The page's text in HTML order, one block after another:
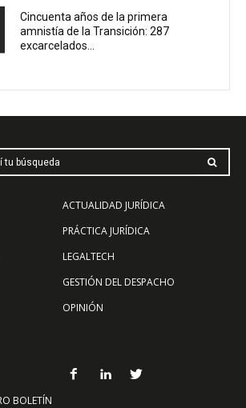
Cincuenta años de la primera
amnistía de la Transición: 287
excarcelados...
tu búsqueda
ACTUALIDAD JURÍDICA
PRÁCTICA JURÍDICA
LEGALTECH
GESTIÓN DEL DESPACHO
OPINIÓN
BOLETÍN